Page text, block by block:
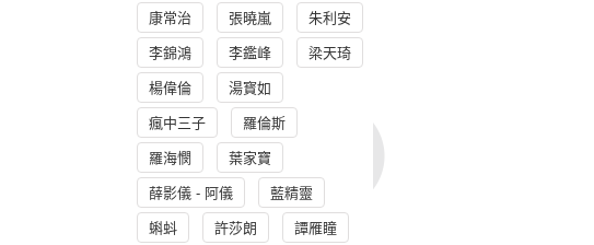
康常治 張曉嵐 朱利安
李錦鴻 李鑑峰 梁天琦
楊偉倫 湯寳如
瘋中三子 羅倫斯
羅海憫 葉家寶
薛影儀 - 阿儀 藍精靈
蝌蚪 許莎朗 譚雁瞳